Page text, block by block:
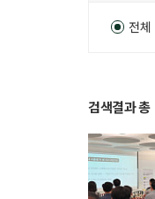
전체
검색결과 총